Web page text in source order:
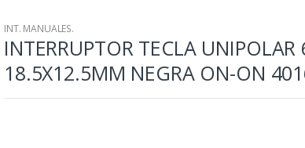
INT. MANUALES.
INTERRUPTOR TECLA UNIPOLAR
18.5X12.5MM NEGRA ON-ON